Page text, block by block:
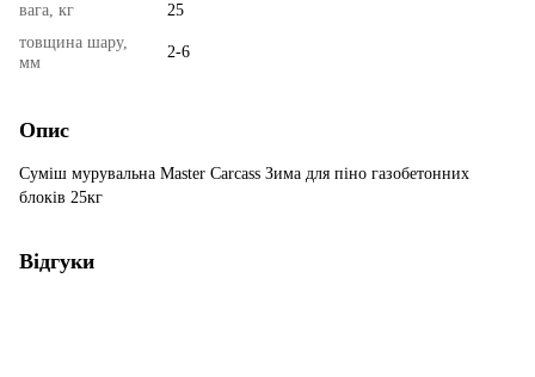
вага, кг
25
товщина шару,
мм
2-6
Опис
Суміш мурувальна Master Carcass Зима для піно газобетонних
блоків 25кг
Відгуки